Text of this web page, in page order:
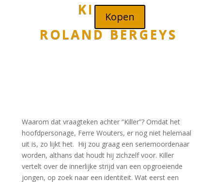
KILLER?
ROLAND BERGEYS
Kopen
​Waarom dat vraagteken achter “Killer”? Omdat het
hoofdpersonage, Ferre Wouters, er nog niet helemaal
uit is, zo lijkt het. Hij zou graag een seriemoordenaar
worden, althans dat houdt hij zichzelf voor. Killer
vertelt over de innerlijke strijd van een opgroeiende
jongen, op zoek naar een identiteit. Wat eerst een